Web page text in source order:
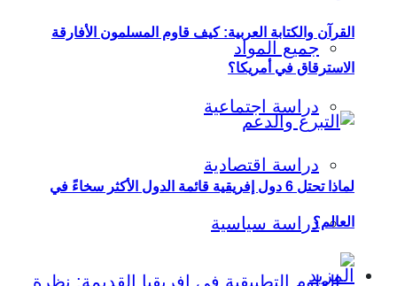
جميع المواد
دراسة اجتماعية
دراسة اقتصادية
دراسة سياسية
القرآن والكتابة العربية: كيف قاوم المسلمون الأفارقة
الاسترقاق في أمريكا؟
لماذا تحتل 6 دول إفريقية قائمة الدول الأكثر سخاءً في
العالم؟
المزيد